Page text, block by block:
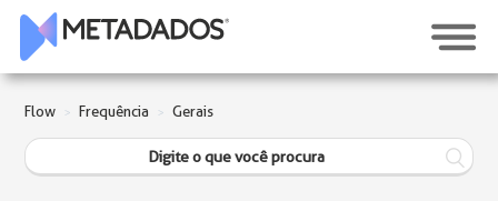
Flow Frequência Gerais